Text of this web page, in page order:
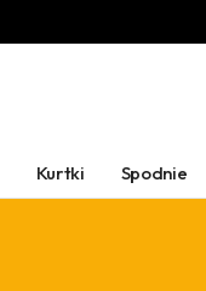
Kurtki Spodnie